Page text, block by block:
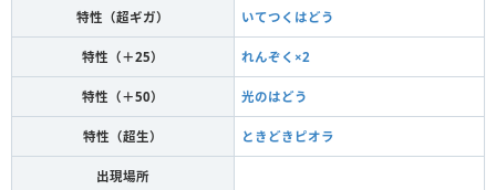
特性（超ギガ） いてつくはどう
特性（＋25） れんぞく×2
特性（＋50） 光のはどう
特性（超生） ときどきピオラ
出現場所